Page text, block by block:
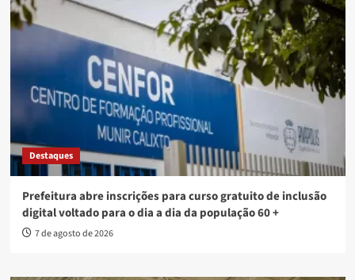
Destaques
Prefeitura abre inscrições para curso gratuito de inclusão
digital voltado para o dia a dia da população 60 +
7 de agosto de 2026